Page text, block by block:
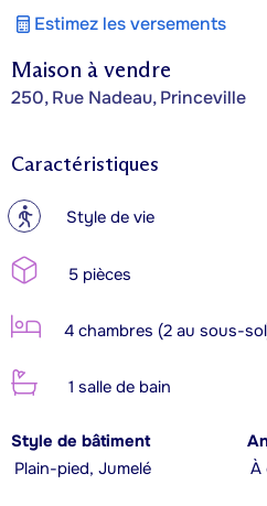
Maison à vendre
250, Rue Nadeau, Princeville
Estimez les versements
Caractéristiques
? Style de vie
5 pièces
4 chambres (2 au sous-
1 salle de bain
Style de bâtiment
Plain-pied, Jumelé
À